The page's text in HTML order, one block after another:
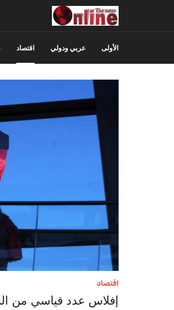
الأولى عربي ودولي اقتصاد
اقتصاد
إفلاس عدد قياسي من